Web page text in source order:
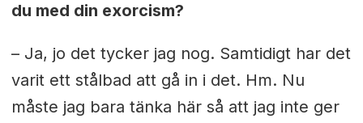
du med din exorcism?
– Ja, jo det tycker jag nog. Samtidigt har det
varit ett stålbad att gå in i det. Hm. Nu
måste jag bara tänka här så att jag inte ger